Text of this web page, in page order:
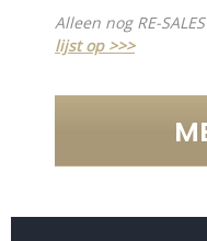
Alleen nog RE-
lijst op >>>